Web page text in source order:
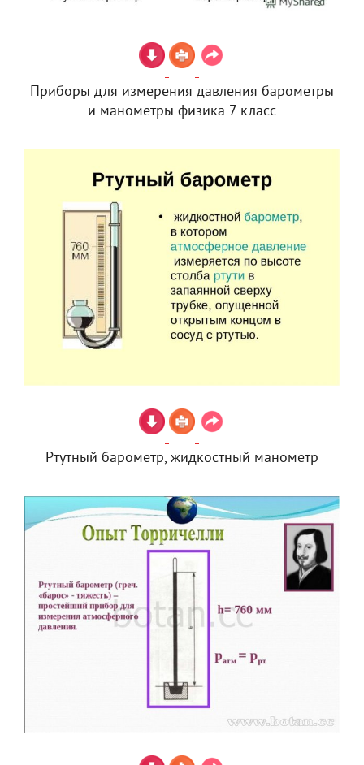
Приборы для измерения давления барометры
и манометры физика 7 класс
Ртутный барометр, жидкостный манометр